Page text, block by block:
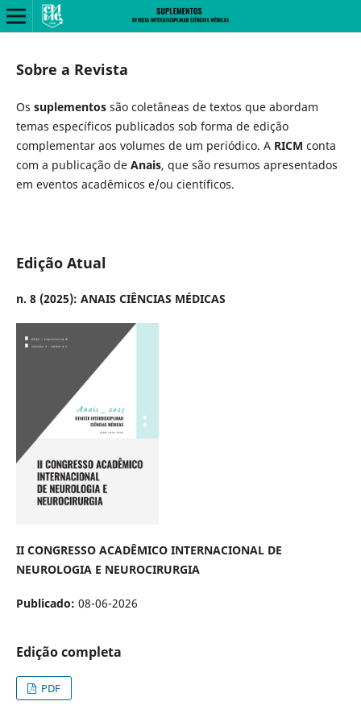
Sobre a Revista
Os suplementossão coletâneas de textos que abordam
temas específicos publicados sob forma de edição
complementar aos volumes de um periódico. A RICM conta
com a publicação de Anais, que são resumos apresentados
em eventos acadêmicos e/ou científicos.
Edição Atual
n. 8 (2025): ANAIS CIÊNCIAS MÉDICAS
II CONGRESSO ACADÊMICO INTERNACIONAL DE
NEUROLOGIA E NEUROCIRURGIA
Publicado: 08-06-2026
Edição completa
PDF